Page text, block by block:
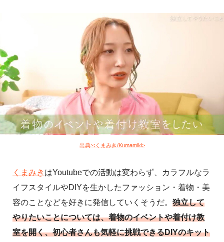
出典:<くまみき/Kumamiki>
くまみき はYoutubeでの活動は変わらず、カラフルなラ
イフスタイルやDIYを生かしたファッション・着物・美
容のことなどを好きに発信していくそうだ。 独立して
やりたいことについては、着物のイベントや着付け教
室を開く、初心者さんも気軽に挑戦できるDIYのキット